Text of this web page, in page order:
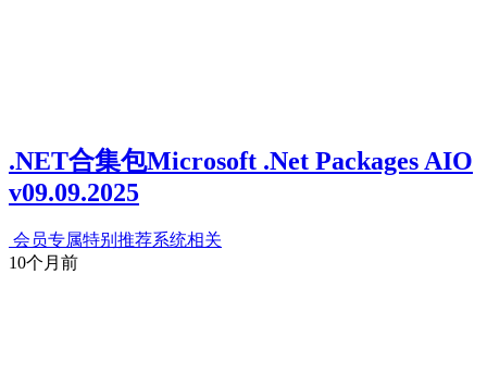
.NET合集包Microsoft .Net Packages AIO
v09.09.2025
会员专属特别推荐系统相关
10个月前